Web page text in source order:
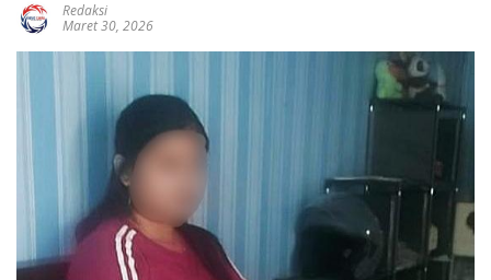
Redaksi
Maret 30, 2026